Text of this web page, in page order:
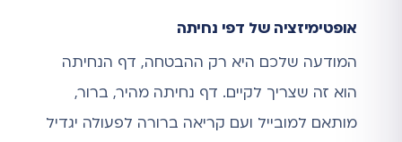
אופטימיזציה של דפי נחיתה
המודעה שלכם היא רק ההבטחה, דף הנחיתה
הוא זה שצריך לקיים. דף נחיתה מהיר, ברור,
מותאם למובייל ועם קריאה ברורה לפעולה יגדיל